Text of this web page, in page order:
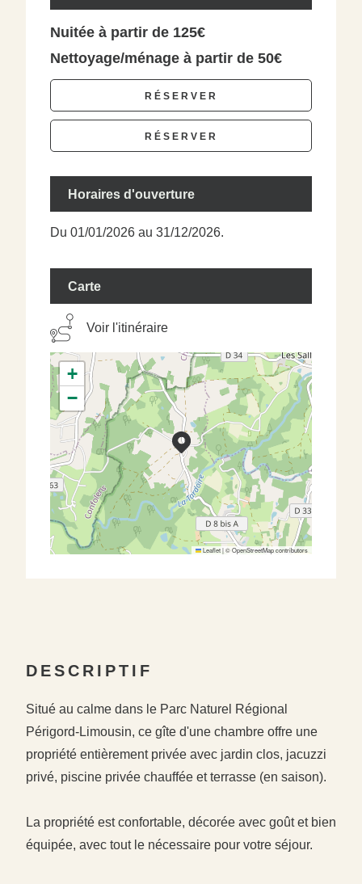
DESCRIPTIF
Situé au calme dans le Parc Naturel Régional
Périgord-Limousin, ce gîte d'une chambre offre une
propriété entièrement privée avec jardin clos, jacuzzi
privé, piscine privée chauffée et terrasse (en saison).
La propriété est confortable, décorée avec goût et bien
équipée, avec tout le nécessaire pour votre séjour.
Nuitée à partir de 125€
Nettoyage/ménage à partir de 50€
RÉSERVER
RÉSERVER
Horaires d'ouverture
Du 01/01/2026 au 31/12/2026.
Carte
Voir l'itinéraire
+
−
Leaflet|©OpenStreetMapcontributors